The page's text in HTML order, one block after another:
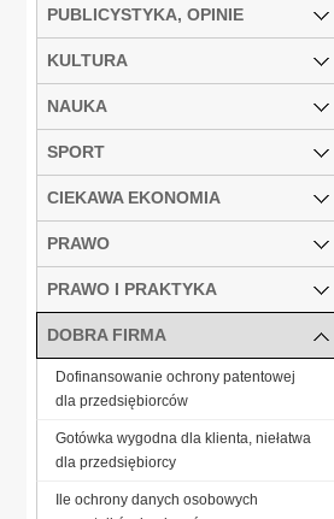
PUBLICYSTYKA, OPINIE
KULTURA
NAUKA
SPORT
CIEKAWA EKONOMIA
PRAWO
PRAWO I PRAKTYKA
DOBRA FIRMA
Dofinansowanie ochrony patentowej
dla przedsiębiorców
Gotówka wygodna dla klienta, niełatwa
dla przedsiębiorcy
Ile ochrony danych osobowych